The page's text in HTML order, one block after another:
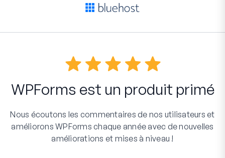
WPForms est un produit primé
Nous écoutons les commentaires de nos utilisateurs et
améliorons WPForms chaque année avec de nouvelles
améliorations et mises à niveau !